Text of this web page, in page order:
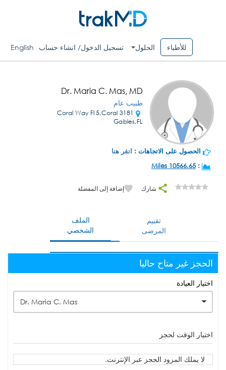
للأطباء الحلول تسجيل الدخول/ انشاء حساب English
Dr. Maria C. Mas, MD
طبيب عام
3181 Coral Way Fl 5,Coral
Gables,FL
الحصول على الاتجاهات : انقر هنا
:
10566.65 Miles
شارك إضافة إلى المفضلة
الملف
الشخصي
تقييم
المرضى
الحجز غير متاح حاليا
اختيار العيادة
Dr. Maria C. Mas
اختيار الوقت لحجز
لا يملك المزود الحجز عبر الإنترنت.